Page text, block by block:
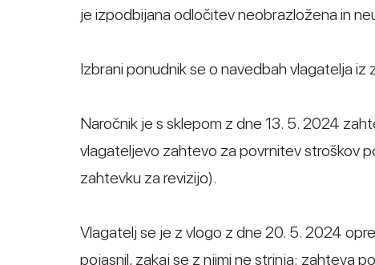
je izpodbijana odločitev neobrazložena in
Izbrani ponudnik se o navedbah vlagatelja iz
Naročnik je s sklepom z dne 13. 5. 2024
vlagateljevo zahtevo za povrnitev stroškov
zahtevku za revizijo).
Vlagatelj se je z vlogo z dne 20. 5. 2024
pojasnil, zakaj se z njimi ne strinja; zahteva